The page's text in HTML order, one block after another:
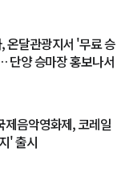
온달관광지서 '무료 승
단양 승마장 홍보나서
제음악영화제, 코레일
' 출시